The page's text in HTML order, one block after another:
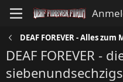
DEAF FOREVER - Alles zum
DEAF FOREVER -